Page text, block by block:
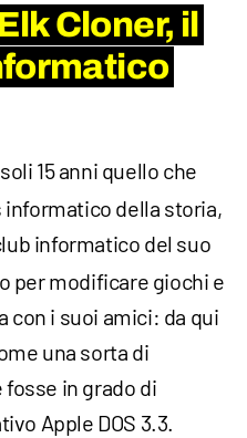
Cloner, il
15 anni quello che
della storia,
informatico del suo
per modificare giochi e
con i suoi amici: da qui
una sorta di
in grado di
Apple DOS 3.3.